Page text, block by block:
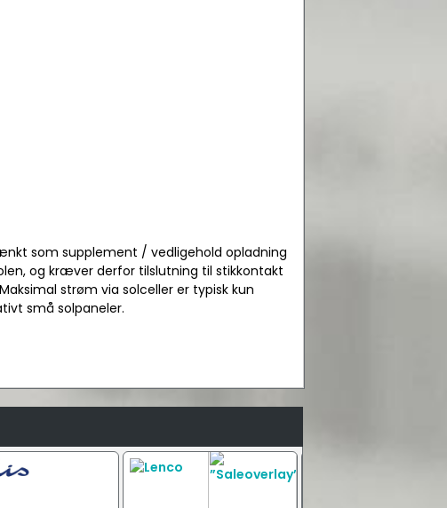
som supplement / vedligehold opladning
og kræver derfor tilslutning til stikkontakt
strøm via solceller er typisk kun
små solpaneler.